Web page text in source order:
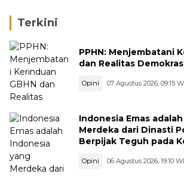
Terkini
PPHN: Menjembatani
dan Realitas
Opini 07 Agustus 2026, 09:15
Indonesia Emas
Merdeka dari Dinasti
Berpijak Teguh pada
Opini 06 Agustus 2026, 19:10